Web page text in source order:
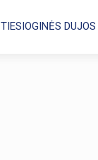
TIESIOGINĖS DUJOS